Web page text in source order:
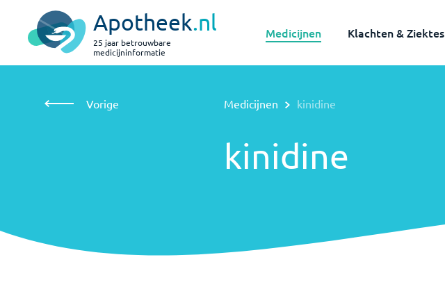
Apotheek.nl
25 jaar betrouwbare
medicijninformatie
Medicijnen Klachten & Ziektes
Vorige Medicijnen kinidine
kinidine